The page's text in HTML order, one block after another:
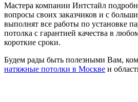
Мастера компании Интстайл
вопросы своих заказчиков и с
выполнят все работы по установке
потолка с гарантией качества в
короткие сроки.
Будем рады быть полезными Вам,
натяжные потолки в Москве и